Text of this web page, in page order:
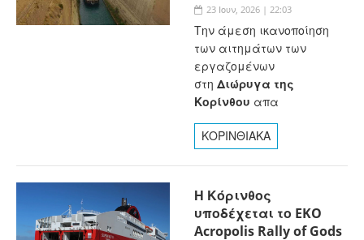
23 Ιουν, 2026 | 22:03
Την άμεση ικανοποίηση
των αιτημάτων των
εργαζομένων
στη Διώρυγα της
Κορίνθου απα
ΚΟΡΙΝΘΙΑΚΑ
Η Κόρινθος
υποδέχεται το EKO
Acropolis Rally of Gods